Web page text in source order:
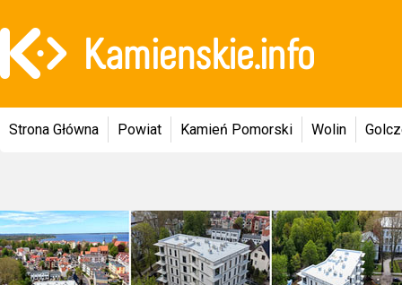
Strona Główna Powiat Kamień Pomorski Wolin